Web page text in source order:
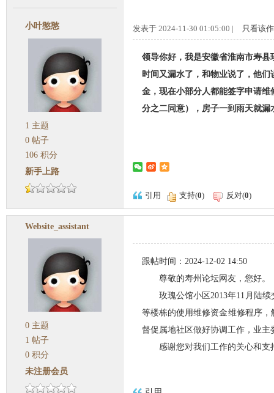
小叶憨憨
1 主题
0 帖子
106 积分
新手上路
发表于 2024-11-30 01:05:00 | 只看该
领导你好，我是安徽省淮南市寿
时间又漏水了，和物业说了，他
金，现在小部分人都能签字申请
分之二同意），房子一到雨天就
引用 支持(0) 反对(0)
Website_assistant
0 主题
1 帖子
0 积分
未注册会员
跟帖时间：2024-12-02 14:50
尊敬的寿州论坛网友，您好。
玫瑰公馆小区2013年11月陆
等楼栋的使用维修资金维修程序
督促属地社区做好协调工作，业
感谢您对我们工作的关心和支